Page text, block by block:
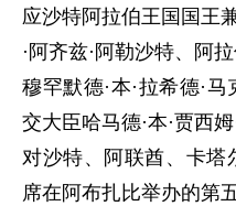
应沙特阿拉伯王国国王
·阿齐兹·阿勒沙特、阿
穆罕默德·本·拉希德·
交大臣哈马德·本·贾西
对沙特、阿联酋、卡塔
席在阿布扎比举办的第